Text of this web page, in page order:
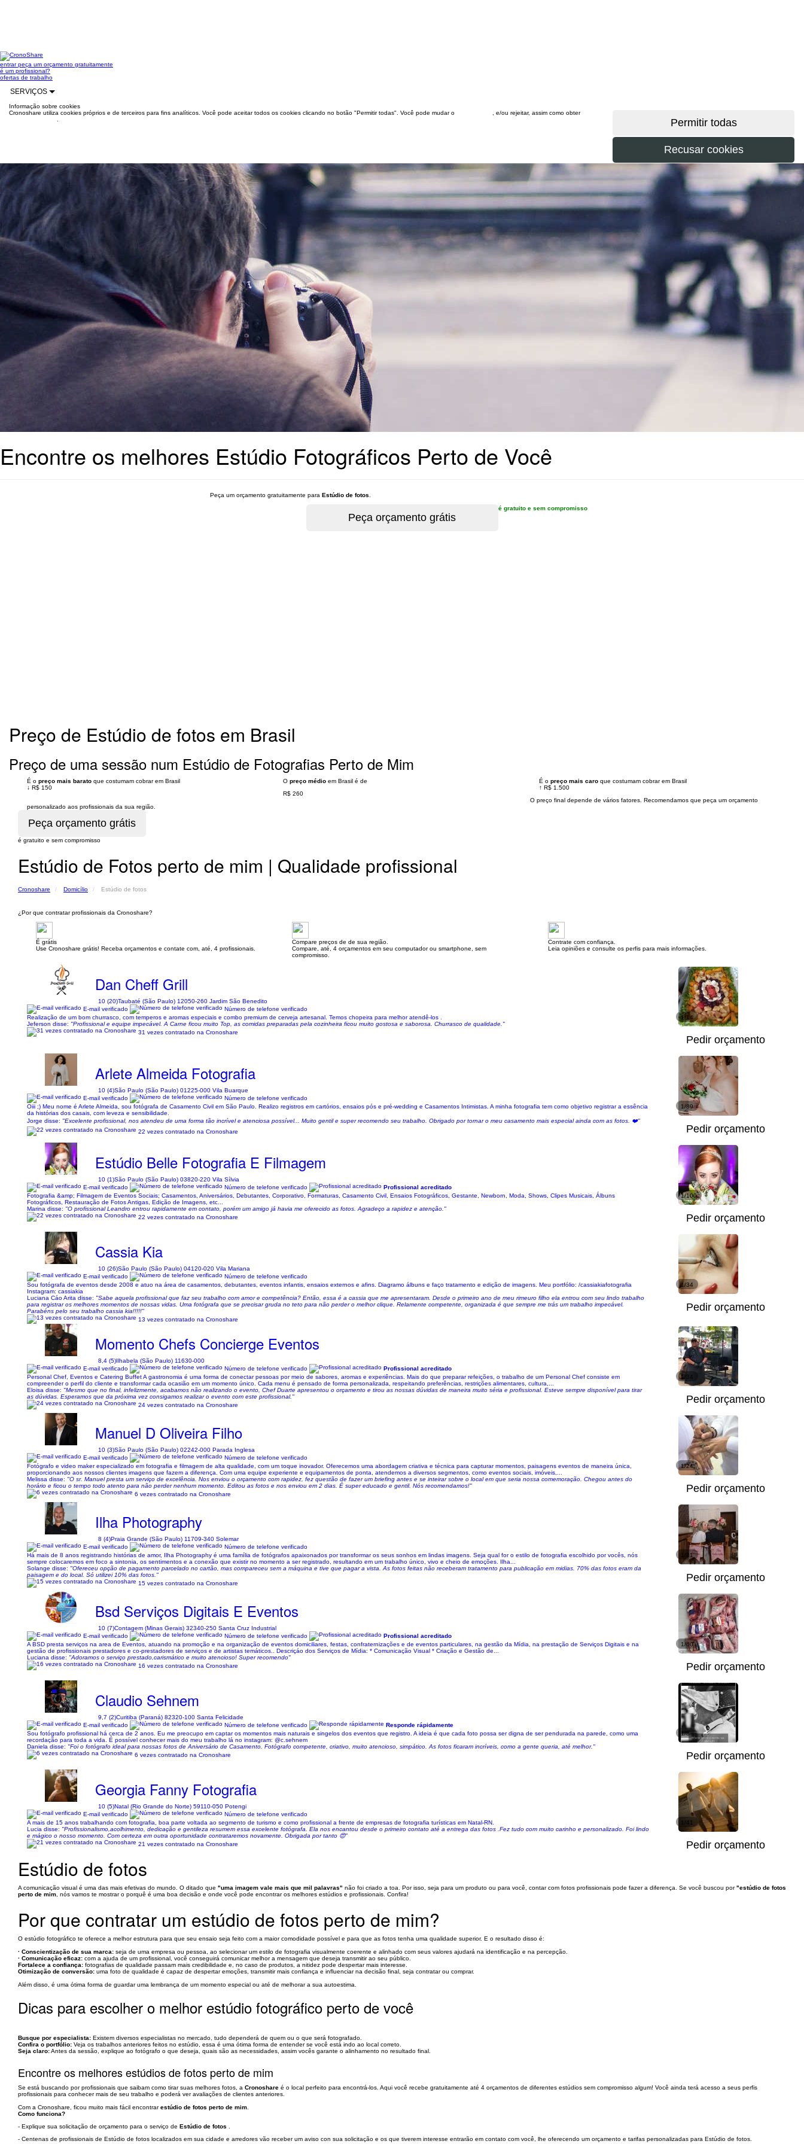
entrarpeça um orçamento gratuitamente
é um profissional?
ofertas de trabalho
SERVIÇOS
Informação sobre cookies
Cronoshare utiliza cookies próprios e de terceiros para fins analíticos. Você pode aceitar todos os cookies clicando no botão "Permitir todas". Você pode mudar o
, e/ou rejeitar, assim como obter
Encontre os melhores Estúdio Fotográficos Perto de Você
Peça um orçamento gratuitamente para Estúdio de fotos
é gratuito e sem compromisso
Preço de Estúdio de fotos em Brasil
Preço de uma sessão num Estúdio de Fotografias Perto de Mim
É o preço mais barato que costumam cobrar em Brasil
↓ R$ 150
O preço médio em Brasil é de
R$ 260
É o preço mais caro que costumam cobrar em Brasil
↑ R$ 1.500
O preço final depende de vários fatores. Recomendamos que peça um orçamento
personalizado aos profissionais da sua região.
é gratuito e sem compromisso
Estúdio de Fotos perto de mim | Qualidade profissional
Cronoshare Domicílio Estúdio de fotos
¿Por que contratar profissionais da Cronoshare?
É grátis
Use Cronoshare grátis! Receba orçamentos e contate com, até, 4 profissionais.
Compare preços de de sua região.
Compare, até, 4 orçamentos em seu computador ou smartphone, sem
compromisso.
Contrate com confiança.
Leia opiniões e consulte os perfis para mais informações.
Dan Cheff Grill
10 (20)Taubaté (São Paulo) 12050-260 Jardim São Benedito
E-mail verificado
Número de telefone verificado
Realização de um bom churrasco, com temperos e aromas especiais e combo premium de cerveja artesanal. Temos chopeira para melhor atendê-los .
Jeferson disse: "Profissional e equipe impecável. A Carne ficou muito Top, as comidas preparadas pela cozinheira ficou muito gostosa e saborosa. Churrasco de qualidade."
31 vezes contratado na Cronoshare
1/14
Pedir orçamento
Arlete Almeida Fotografia
10 (4)São Paulo (São Paulo) 01225-000 Vila Buarque
E-mail verificado
Número de telefone verificado
Oiii ;) Meu nome é Arlete Almeida, sou fotógrafa de Casamento Civil em São Paulo. Realizo registros em cartórios, ensaios pós e pré-wedding e Casamentos Intimistas. A minha fotografia tem como objetivo registrar a essência
da histórias dos casais, com leveza e sensibilidade.
Jorge disse: "Excelente profissional, nos atendeu de uma forma tão incrível e atenciosa possível... Muito gentil e super recomendo seu trabalho. Obrigado por tornar o meu casamento mais especial ainda com as fotos. ❤️"
22 vezes contratado na Cronoshare
1/89
Pedir orçamento
Estúdio Belle Fotografia E Filmagem
10 (1)São Paulo (São Paulo) 03820-220 Vila Sílvia
E-mail verificado
Número de telefone verificado
Profissional acreditado
Fotografia &amp; Filmagem de Eventos Sociais; Casamentos, Aniversários, Debutantes, Corporativo, Formaturas, Casamento Civil, Ensaios Fotográficos, Gestante, Newborn, Moda, Shows, Clipes Musicais, Álbuns
Fotográficos, Restauração de Fotos Antigas, Edição de Imagens, etc...
Marina disse: "O profissional Leandro entrou rapidamente em contato, porém um amigo já havia me oferecido as fotos. Agradeço a rapidez e atenção."
22 vezes contratado na Cronoshare
1/100
Pedir orçamento
Cassia Kia
10 (26)São Paulo (São Paulo) 04120-020 Vila Mariana
E-mail verificado
Número de telefone verificado
Sou fotógrafa de eventos desde 2008 e atuo na área de casamentos, debutantes, eventos infantis, ensaios externos e afins. Diagramo álbuns e faço tratamento e edição de imagens. Meu portfólio: /cassiakiafotografia
Instagram: cassiakia
Luciana Cáo Arita disse: "Sabe aquela profissional que faz seu trabalho com amor e competência? Então, essa é a cassia que me apresentaram. Desde o primeiro ano de meu rimeuro filho ela entrou com seu lindo trabalho
para registrar os melhores momentos de nossas vidas. Uma fotógrafa que se precisar gruda no teto para não perder o melhor clique. Relamente competente, organizada é que sempre me trás um trabalho impecável.
Parabéns pelo seu trabalho cassia kia!!!!!"
13 vezes contratado na Cronoshare
1/34
Pedir orçamento
Momento Chefs Concierge Eventos
8,4 (5)Ilhabela (São Paulo) 11630-000
E-mail verificado
Número de telefone verificado
Profissional acreditado
Personal Chef, Eventos e Catering Buffet A gastronomia é uma forma de conectar pessoas por meio de sabores, aromas e experiências. Mais do que preparar refeições, o trabalho de um Personal Chef consiste em
compreender o perfil do cliente e transformar cada ocasião em um momento único. Cada menu é pensado de forma personalizada, respeitando preferências, restrições alimentares, cultura,...
Eloisa disse: "Mesmo que no final, infelizmente, acabamos não realizando o evento, Chef Duarte apresentou o orçamento e tirou as nossas dúvidas de maneira muito séria e profissional. Esteve sempre disponível para tirar
as dúvidas. Esperamos que da próxima vez consigamos realizar o evento com este profissional."
24 vezes contratado na Cronoshare
1/34
Pedir orçamento
Manuel D Oliveira Filho
10 (3)São Paulo (São Paulo) 02242-000 Parada Inglesa
E-mail verificado
Número de telefone verificado
Fotógrafo e video maker especializado em fotografia e filmagem de alta qualidade, com um toque inovador. Oferecemos uma abordagem criativa e técnica para capturar momentos, paisagens eventos de maneira única,
proporcionando aos nossos clientes imagens que fazem a diferença. Com uma equipe experiente e equipamentos de ponta, atendemos a diversos segmentos, como eventos sociais, imóveis,...
Melissa disse: "O sr. Manuel presta um serviço de excelência. Nos enviou o orçamento com rapidez, fez questão de fazer um briefing antes e se inteirar sobre o local em que seria nossa comemoração. Chegou antes do
horário e ficou o tempo todo atento para não perder nenhum momento. Editou as fotos e nos enviou em 2 dias. É super educado e gentil. Nós recomendamos!"
6 vezes contratado na Cronoshare
1/24
Pedir orçamento
Ilha Photography
8 (4)Praia Grande (São Paulo) 11709-340 Solemar
E-mail verificado
Número de telefone verificado
Há mais de 8 anos registrando histórias de amor, Ilha Photography é uma família de fotógrafos apaixonados por transformar os seus sonhos em lindas imagens. Seja qual for o estilo de fotografia escolhido por vocês, nós
sempre colocaremos em foco a sintonia, os sentimentos e a conexão que existir no momento a ser registrado, resultando em um trabalho único, vivo e cheio de emoções. Ilha...
Solange disse: "Ofereceu opção de pagamento parcelado no cartão, mas compareceu sem a máquina e tive que pagar a vista. As fotos feitas não receberam tratamento para publicação em midias. 70% das fotos eram da
paisagem e do local. Só utilizei 10% das fotos."
15 vezes contratado na Cronoshare
1/31
Pedir orçamento
Bsd Serviços Digitais E Eventos
10 (7)Contagem (Minas Gerais) 32340-250 Santa Cruz Industrial
E-mail verificado
Número de telefone verificado
Profissional acreditado
A BSD presta serviços na area de Eventos, atuando na promoção e na organização de eventos domiciliares, festas, confraternizações e de eventos particulares, na gestão da Mídia, na prestação de Serviços Digitais e na
gestão de profissionais prestadores e co-prestadores de serviços e de artistas temáticos.. Descriçáo dos Serviços de Mídia: * Comunicação Visual * Criação e Gestão de...
Luciana disse: "Adoramos o serviço prestado,carismático e muito atencioso! Super recomendo"
16 vezes contratado na Cronoshare
1/60
Pedir orçamento
Claudio Sehnem
9,7 (2)Curitiba (Paraná) 82320-100 Santa Felicidade
E-mail verificado
Número de telefone verificado
Responde rápidamente
Sou fotógrafo profissional há cerca de 2 anos. Eu me preocupo em captar os momentos mais naturais e singelos dos eventos que registro. A ideia é que cada foto possa ser digna de ser pendurada na parede, como uma
recordação para toda a vida. É possível conhecer mais do meu trabalho lá no instagram: @c.sehnem
Daniela disse: "Foi o fotógrafo ideal para nossas fotos de Aniversário de Casamento. Fotógrafo competente, criativo, muito atencioso, simpático. As fotos ficaram incríveis, como a gente queria, até melhor."
6 vezes contratado na Cronoshare
1/8
Pedir orçamento
Georgia Fanny Fotografia
10 (5)Natal (Rio Grande do Norte) 59110-050 Potengi
E-mail verificado
Número de telefone verificado
A mais de 15 anos trabalhando com fotografia, boa parte voltada ao segmento de turismo e como profissional a frente de empresas de fotografia turísticas em Natal-RN.
Lucia disse: "Profissionalismo,acolhimento, dedicação e gentileza resumem essa excelente fotógrafa. Ela nos encantou desde o primeiro contato até a entrega das fotos .Fez tudo com muito carinho e personalizado. Foi lindo
e mágico o nosso momento. Com certeza em outra oportunidade contrataremos novamente. Obrigada por tanto 😍"
21 vezes contratado na Cronoshare
1/41
Pedir orçamento
Estúdio de fotos
A comunicação visual é uma das mais efetivas do mundo. O ditado que "uma imagem vale mais que mil palavras" não foi criado a toa. Por isso, seja para um produto ou para você, contar com fotos profissionais pode fazer a diferença. Se você buscou por"estúdio de fotos
perto de mim , nós vamos te mostrar o porquê é uma boa decisão e onde você pode encontrar os melhores estúdios e profissionais. Confira!
Por que contratar um estúdio de fotos perto de mim?
O estúdio fotográfico te oferece a melhor estrutura para que seu ensaio seja feito com a maior comodidade possível e para que as fotos tenha uma qualidade superior. E o resultado disso é:
· Conscientização de sua marca: seja de uma empresa ou pessoa, ao selecionar um estilo de fotografia visualmente coerente e alinhado com seus valores ajudará na identificação e na percepção.
· Comunicação eficaz: com a ajuda de um profissional, você conseguirá comunicar melhor a mensagem que deseja transmitir ao seu público.
Fortalece a confiança: fotografias de qualidade passam mais credibilidade e, no caso de produtos, a nitidez pode despertar mais interesse.
Otimização de conversão: uma foto de qualidade é capaz de despertar emoções, transmitir mais confiança e influenciar na decisão final, seja contratar ou comprar.
Além disso, é uma ótima forma de guardar uma lembrança de um momento especial ou até de melhorar a sua autoestima.
Dicas para escolher o melhor estúdio fotográfico perto de você
Busque por especialista: Existem diversos especialistas no mercado, tudo dependerá de quem ou o que será fotografado.
Confira o portfólio: Veja os trabalhos anteriores feitos no estúdio, essa é uma ótima forma de entender se você está indo ao local correto.
Seja claro:Antes da sessão, explique ao fotógrafo o que deseja, quais são as necessidades, assim vocês garante o alinhamento no resultado final.
Encontre os melhores estúdios de fotos perto de mim
Se está buscando por profissionais que saibam como tirar suas melhores fotos, a Cronoshare é o local perfeito para encontrá-los. Aqui você recebe gratuitamente até 4 orçamentos de diferentes estúdios sem compromisso algum! Você ainda terá acesso a seus perfis
profissionais para conhecer mais de seu trabalho e poderá ver avaliações de clientes anteriores.
Com a Cronoshare, ficou muito mais fácil encontrarestúdio de fotos perto de mim
Como funciona?
- Explique sua solicitação de orçamento para o serviço de Estúdio de fotos
- Centenas de profissionais de Estúdio de fotos localizados em sua cidade e arredores vão receber um aviso con sua solicitação e os que tiverem interesse entrarão em contato com você, lhe oferecendo um orçamento e tarifas personalizadas para Estúdio de fotos.